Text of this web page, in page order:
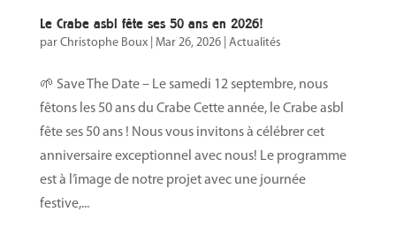
Le Crabe asbl fête ses 50 ans en 2026!
par Christophe Boux| Mar 26, 2026| Actualités
🌱 Save The Date – Le samedi 12 septembre, nous
fêtons les 50 ans du Crabe Cette année, le Crabe asbl
fête ses 50 ans ! Nous vous invitons à célébrer cet
anniversaire exceptionnel avec nous! Le programme
est à l’image de notre projet avec une journée
festive,...